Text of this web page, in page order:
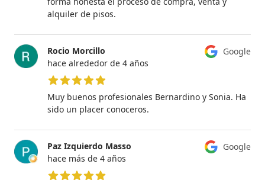
alquiler de pisos.
Google
Rocio Morcillo
hace alrededor de 4 años
5 de 5 estrellas
Muy buenos profesionales Bernardino y Sonia. Ha
sido un placer conoceros.
Google
Paz Izquierdo Masso
hace más de 4 años